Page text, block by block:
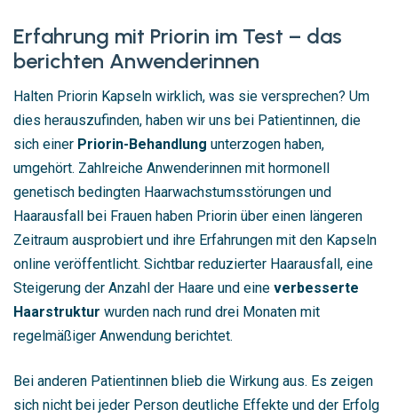
Erfahrung mit Priorin im Test – das
berichten Anwenderinnen
Halten Priorin Kapseln wirklich, was sie versprechen? Um
dies herauszufinden, haben wir uns bei Patientinnen, die
sich einer Priorin-Behandlung unterzogen haben,
umgehört. Zahlreiche Anwenderinnen mit hormonell
genetisch bedingten Haarwachstumsstörungen und
Haarausfall bei Frauen haben Priorin über einen längeren
Zeitraum ausprobiert und ihre Erfahrungen mit den Kapseln
online veröffentlicht. Sichtbar reduzierter Haarausfall, eine
Steigerung der Anzahl der Haare und eine verbesserte
Haarstruktur wurden nach rund drei Monaten mit
regelmäßiger Anwendung berichtet.
Bei anderen Patientinnen blieb die Wirkung aus. Es zeigen
sich nicht bei jeder Person deutliche Effekte und der Erfolg